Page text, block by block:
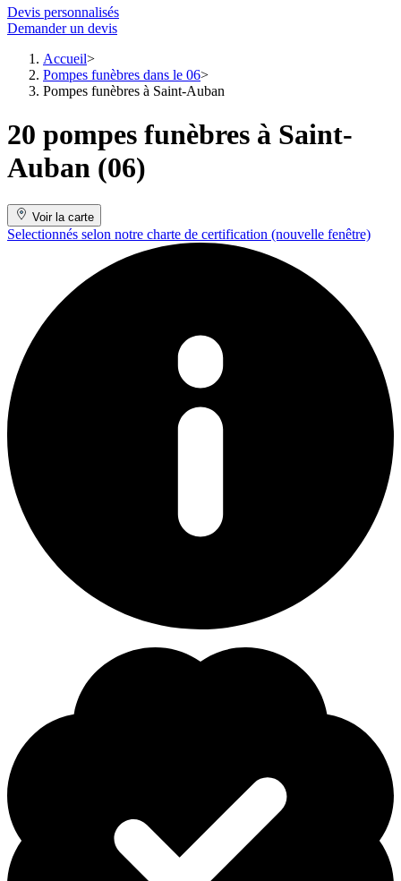
Devis personnalisés
Demander un devis
Accueil
Pompes funèbres dans le 06
Pompes funèbres à Saint-Auban
20 pompes funèbres à Saint-
Auban (06)
Voir la carte
Selectionnés selon notre charte de certification (nouvelle fenêtre)